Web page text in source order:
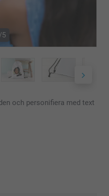
5
och personifiera med text